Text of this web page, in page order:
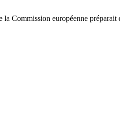
Commission européenne